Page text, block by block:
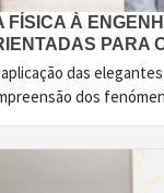
FÍSICA À
PARA
das
dos